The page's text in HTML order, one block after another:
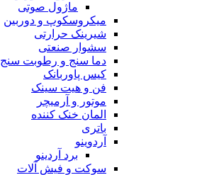
ماژول صوتی
میکروسکوپ و دوربین
شیرینک حرارتی
سشوار صنعتی
دما سنج و رطوبت سنج
کیس پاوربانک
فن و هیت سینک
موتور و آرمیچر
المان خنک کننده
باتری
آردوینو
برد آردینو
سوکت و فیش آلات